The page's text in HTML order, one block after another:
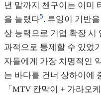
년 말까지 첸구이는 이미
을 늘렸다5. 류잉이 기반
상 능력으로 기업 확장 시
과적으로 통제할 수 있었
자들에게 가장 치명적인
는 바다를 건너 상하이에
「MTV 칸막이 + 가라오